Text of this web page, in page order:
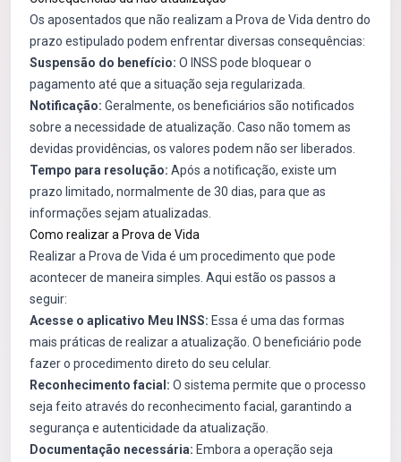
Os aposentados que não realizam a Prova de Vida dentro do
prazo estipulado podem enfrentar diversas consequências:
Suspensão do benefício: O INSS pode bloquear o
pagamento até que a situação seja regularizada.
Notificação: Geralmente, os beneficiários são notificados
sobre a necessidade de atualização. Caso não tomem as
devidas providências, os valores podem não ser liberados.
Tempo para resolução: Após a notificação, existe um
prazo limitado, normalmente de 30 dias, para que as
informações sejam atualizadas.
Como realizar a Prova de Vida
Realizar a Prova de Vida é um procedimento que pode
acontecer de maneira simples. Aqui estão os passos a
seguir:
Acesse o aplicativo Meu INSS: Essa é uma das formas
mais práticas de realizar a atualização. O beneficiário pode
fazer o procedimento direto do seu celular.
Reconhecimento facial: O sistema permite que o processo
seja feito através do reconhecimento facial, garantindo a
segurança e autenticidade da atualização.
Documentação necessária: Embora a operação seja